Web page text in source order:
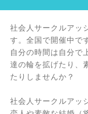
社会人サークルアッ
す。全国で開催中で
自分の時間は自分で
達の輪を拡げたり、
たりしませんか？
社会人サークルアッ